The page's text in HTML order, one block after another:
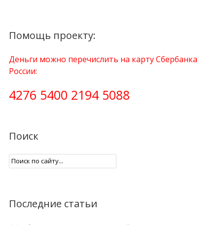
Помощь проекту:
Деньги можно перечислить на карту Сбербанка
России:
4276 5400 2194 5088
Поиск
Последние статьи